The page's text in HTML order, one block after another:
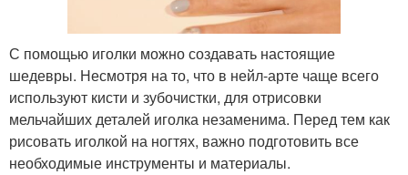
С помощью иголки можно создавать настоящие
шедевры. Несмотря на то, что в нейл-арте чаще всего
используют кисти и зубочистки, для отрисовки
мельчайших деталей иголка незаменима. Перед тем как
рисовать иголкой на ногтях, важно подготовить все
необходимые инструменты и материалы.